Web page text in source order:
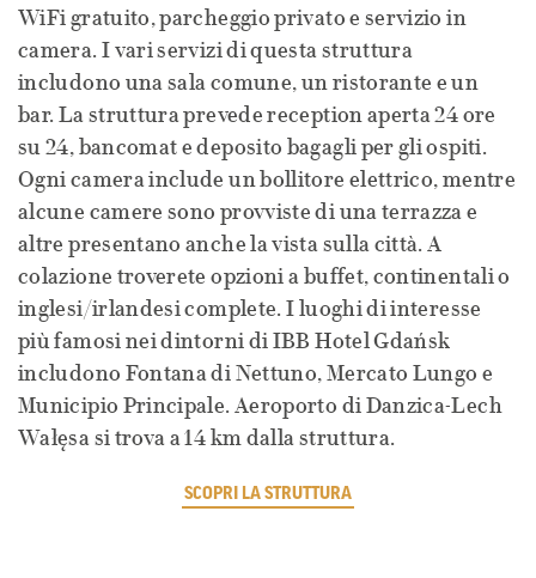
WiFi gratuito, parcheggio privato e servizio in
camera. I vari servizi di questa struttura
includono una sala comune, un ristorante e un
bar. La struttura prevede reception aperta 24 ore
su 24, bancomat e deposito bagagli per gli ospiti.
Ogni camera include un bollitore elettrico, mentre
alcune camere sono provviste di una terrazza e
altre presentano anche la vista sulla città. A
colazione troverete opzioni a buffet, continentali o
inglesi/irlandesi complete. I luoghi di interesse
più famosi nei dintorni di IBB Hotel Gdańsk
includono Fontana di Nettuno, Mercato Lungo e
Municipio Principale. Aeroporto di Danzica-Lech
Wałęsa si trova a 14 km dalla struttura.
SCOPRI LA STRUTTURA